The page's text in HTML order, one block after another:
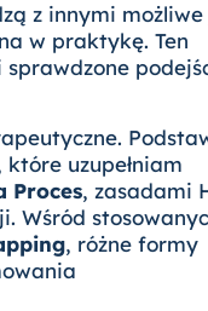
z innymi
w praktykę. Ten
uzupełniam
Proces, zasadami
Wśród
, różne formy